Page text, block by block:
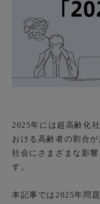
2025年には超高齢化
おける高齢者の割合
社会にさまざまな影
す。
本記事では2025年問